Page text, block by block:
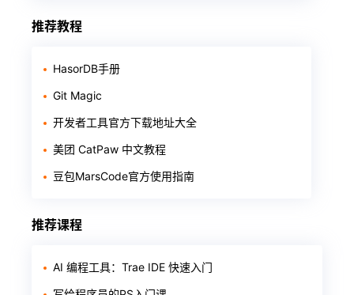
推荐教程
HasorDB手册
Git Magic
开发者工具官方下载地址大全
美团 CatPaw 中文教程
豆包MarsCode官方使用指南
推荐课程
AI 编程工具：Trae IDE 快速入门